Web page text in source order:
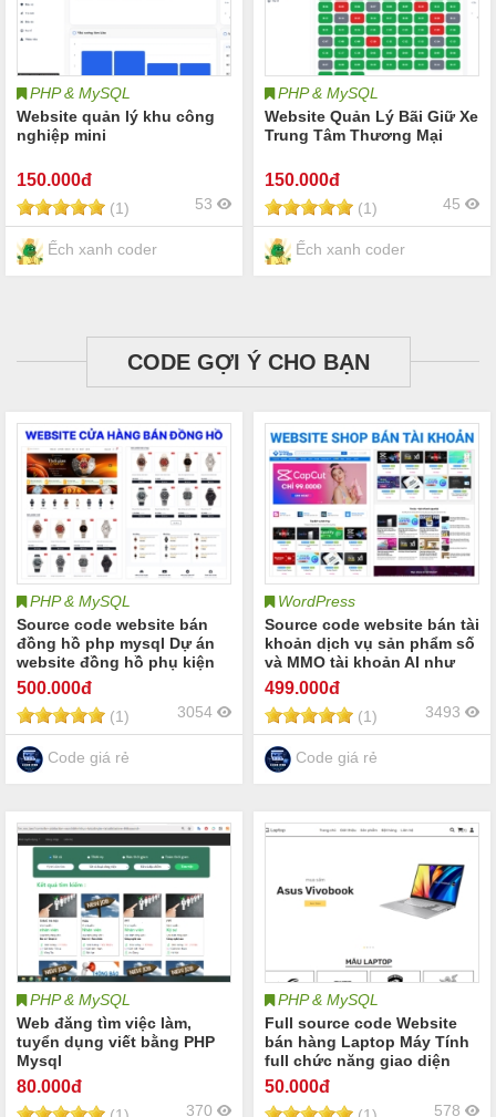
PHP & MySQL
Website quản lý khu công
nghiệp mini
150.000đ
(1) 53
Ếch xanh coder
PHP & MySQL
Website Quản Lý Bãi Giữ Xe
Trung Tâm Thương Mại
150.000đ
(1) 45
Ếch xanh coder
CODE GỢI Ý CHO BẠN
PHP & MySQL
Source code website bán
đồng hồ php mysql Dự án
website đồng hồ phụ kiện
nam nữ | Hệ thống quản lý
cửa hàng bán đồng hồ phụ
kiện | Full báo cáo web bán
đồng hồ
500.000đ
(1) 3054
Code giá rẻ
WordPress
Source code website bán tài
khoản dịch vụ sản phẩm số
và MMO tài khoản AI như
ChatGPT Gemini Grok |
Nâng cấp Tài khoản Canva
tài khoản Capcup tài khoản
Youtube | Source code
digital theme plugin
499.000đ
(1) 3493
Code giá rẻ
PHP & MySQL
Web đăng tìm việc làm,
tuyển dụng viết bằng PHP
Mysql
80.000đ
370
PHP & MySQL
Full source code Website
bán hàng Laptop Máy Tính
full chức năng giao diện
đẹp, sử dụng PHP + MySql
50.000đ
578